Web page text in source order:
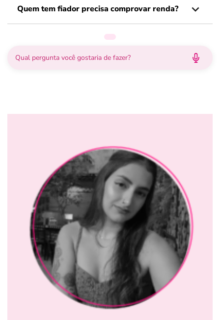
Quem tem fiador precisa comprovar renda?